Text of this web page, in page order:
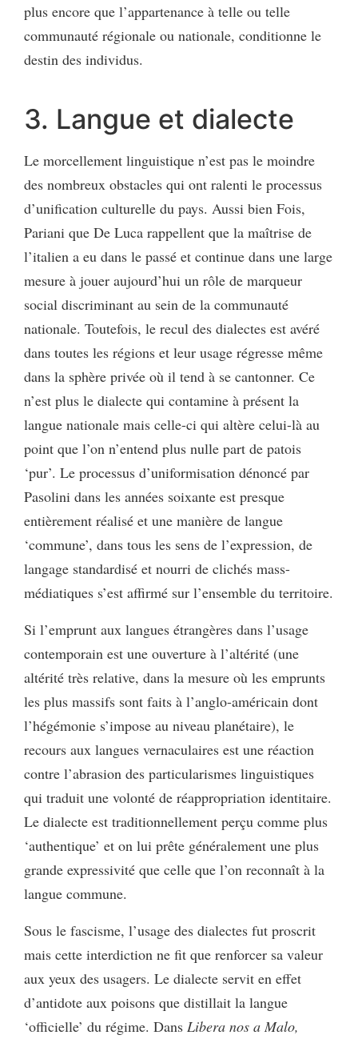
plus encore que l’appartenance à telle ou telle
communauté régionale ou nationale, conditionne le
destin des individus.
3. Langue et dialecte
Le morcellement linguistique n’est pas le moindre
des nombreux obstacles qui ont ralenti le processus
d’unification culturelle du pays. Aussi bien Fois,
Pariani que De Luca rappellent que la maîtrise de
l’italien a eu dans le passé et continue dans une large
mesure à jouer aujourd’hui un rôle de marqueur
social discriminant au sein de la communauté
nationale. Toutefois, le recul des dialectes est avéré
dans toutes les régions et leur usage régresse même
dans la sphère privée où il tend à se cantonner. Ce
n’est plus le dialecte qui contamine à présent la
langue nationale mais celle-ci qui altère celui-là au
point que l’on n’entend plus nulle part de patois
‘pur’. Le processus d’uniformisation dénoncé par
Pasolini dans les années soixante est presque
entièrement réalisé et une manière de langue
‘commune’, dans tous les sens de l’expression, de
langage standardisé et nourri de clichés mass-
médiatiques s’est affirmé sur l’ensemble du territoire.
Si l’emprunt aux langues étrangères dans l’usage
contemporain est une ouverture à l’altérité (une
altérité très relative, dans la mesure où les emprunts
les plus massifs sont faits à l’anglo-américain dont
l’hégémonie s’impose au niveau planétaire), le
recours aux langues vernaculaires est une réaction
contre l’abrasion des particularismes linguistiques
qui traduit une volonté de réappropriation identitaire.
Le dialecte est traditionnellement perçu comme plus
‘authentique’ et on lui prête généralement une plus
grande expressivité que celle que l’on reconnaît à la
langue commune.
Sous le fascisme, l’usage des dialectes fut proscrit
mais cette interdiction ne fit que renforcer sa valeur
aux yeux des usagers. Le dialecte servit en effet
d’antidote aux poisons que distillait la langue
‘officielle’ du régime. Dans Libera nos a Malo,